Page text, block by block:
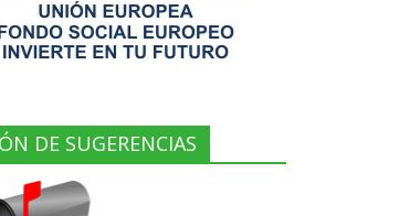
DE SUGERENCIAS